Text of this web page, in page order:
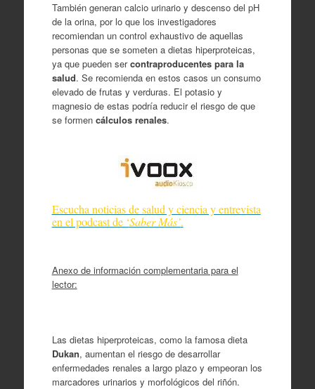
También generan calcio urinario y descenso del pH
de la orina, por lo que los investigadores
recomiendan un control exhaustivo de aquellas
personas que se someten a dietas hiperproteicas,
ya que pueden sercontraproducentes para la
salud. Se recomienda en estos casos un consumo
elevado de frutas y verduras. El potasio y
magnesio de estas podría reducir el riesgo de que
se formencálculos renales.
Escucha noticias de salud y ciencia y entrevista
en el podcast de ‘Saber Más’.
Anexo de información complementaria para el
lector:
Las dietas hiperproteicas, como la famosa dieta
Dukan, aumentan el riesgo de desarrollar
enfermedades renales a largo plazo y empeoran los
marcadores urinarios y morfológicos del riñón.